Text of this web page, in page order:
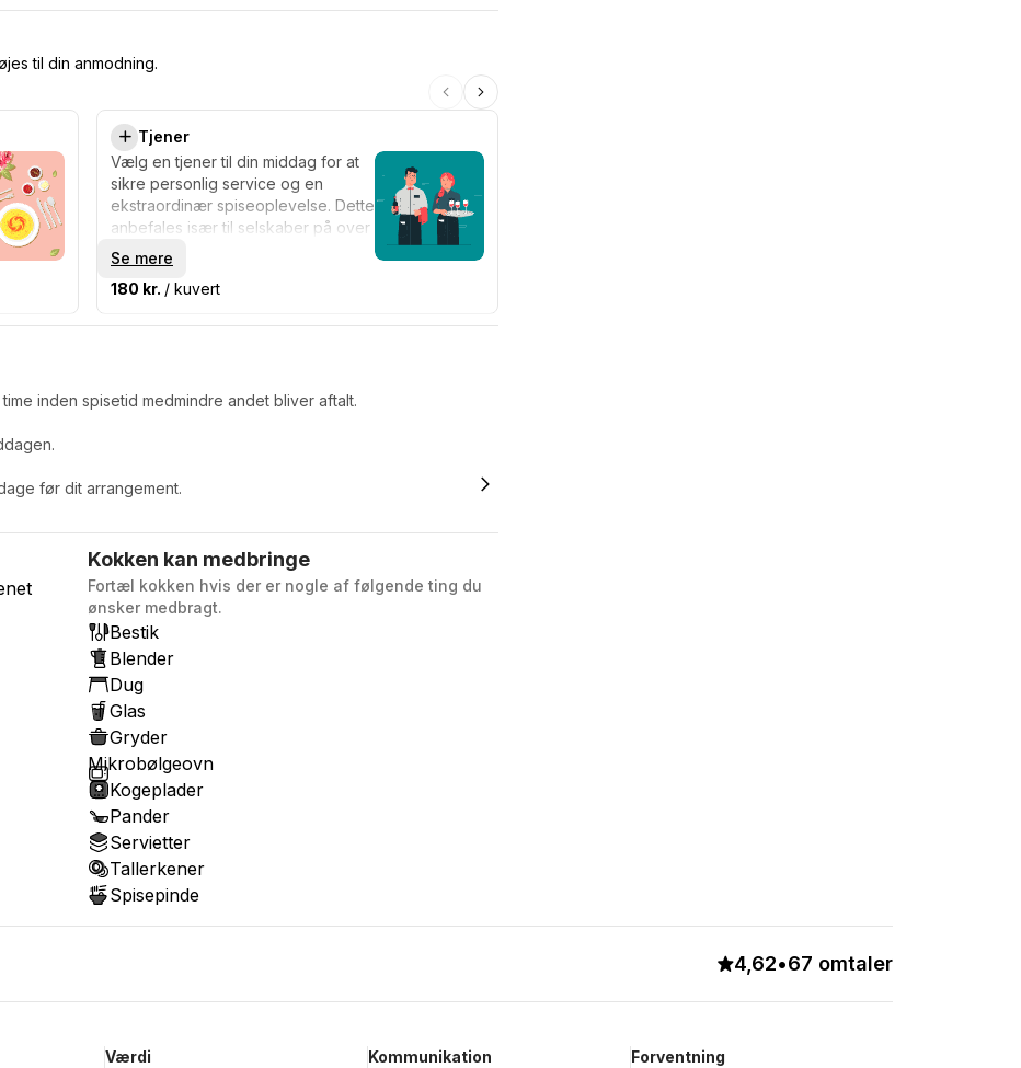
til din anmodning.
Tjener
Vælg en tjener til din middag for at
sikre personlig service og en
ekstraordinær spiseoplevelse. Dette
anbefales især til selskaber på over
12 personer.
Se mere
180 kr. / kuvert
inden spisetid medmindre andet bliver aftalt.
før dit arrangement.
Kokken kan medbringe
Fortæl kokken hvis der er nogle af følgende ting du
ønsker medbragt.
Bestik
Blender
Dug
Glas
Gryder
Mikrobølgeovn
Kogeplader
Pander
Servietter
Tallerkener
Spisepinde
4,62•67 omtaler
Værdi Kommunikation Forventning